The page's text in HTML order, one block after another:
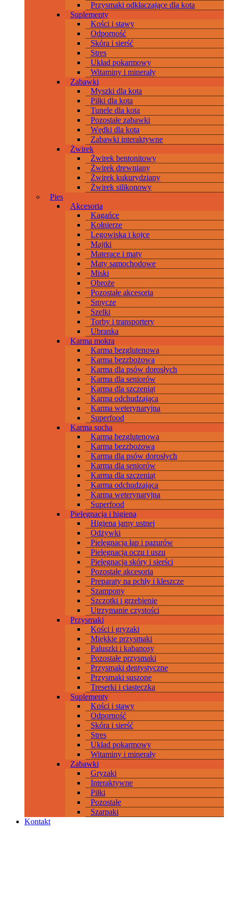
Przysmaki odkłaczające dla kota
Suplementy
Kości i stawy
Odporność
Skóra i sierść
Stres
Układ pokarmowy
Witaminy i minerały
Zabawki
Myszki dla kota
Piłki dla kota
Tunele dla kota
Pozostałe zabawki
Wędki dla kota
Zabawki interaktywne
Żwirek
Żwirek bentonitowy
Żwirek drewniany
Żwirek kukurydziany
Żwirek silikonowy
Pies
Akcesoria
Kagańce
Kołnierze
Legowiska i kojce
Majtki
Materace i maty
Maty samochodowe
Miski
Obroże
Pozostałe akcesoria
Smycze
Szelki
Torby i transportery
Ubranka
Karma mokra
Karma bezglutenowa
Karma bezzbożowa
Karma dla psów dorosłych
Karma dla seniorów
Karma dla szczeniąt
Karma odchudzająca
Karma weterynaryjna
Superfood
Karma sucha
Karma bezglutenowa
Karma bezzbożowa
Karma dla psów dorosłych
Karma dla seniorów
Karma dla szczeniąt
Karma odchudzająca
Karma weterynaryjna
Superfood
Pielęgnacja i higiena
Higiena jamy ustnej
Odżywki
Pielęgnacja łap i pazurów
Pielęgnacja oczu i uszu
Pielęgnacja skóry i sierści
Pozostałe akcesoria
Preparaty na pchły i kleszcze
Szampony
Szczotki i grzebienie
Utrzymanie czystości
Przysmaki
Kości i gryzaki
Miękkie przysmaki
Paluszki i kabanosy
Pozostałe przysmaki
Przysmaki dentystyczne
Przysmaki suszone
Treserki i ciasteczka
Suplementy
Kości i stawy
Odporność
Skóra i sierść
Stres
Układ pokarmowy
Witaminy i minerały
Zabawki
Gryzaki
Interaktywne
Piłki
Pozostałe
Szarpaki
Kontakt